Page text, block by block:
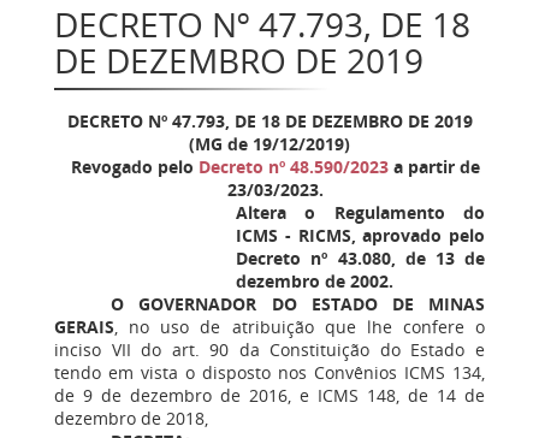
DECRETO Nº 47.793, DE 18
DE DEZEMBRO DE 2019
DECRETO Nº 47.793, DE 18 DE DEZEMBRO DE 2019
(MG de 19/12/2019)
Revogado pelo Decreto nº 48.590/2023a partir de
23/03/2023.
Altera o Regulamento do
ICMS - RICMS, aprovado pelo
Decreto nº 43.080, de 13 de
dezembro de 2002.
O GOVERNADOR DO ESTADO DE MINAS
GERAIS, no uso de atribuição que lhe confere o
inciso VII do art. 90 da Constituição do Estado e
tendo em vista o disposto nos Convênios ICMS 134,
de 9 de dezembro de 2016, e ICMS 148, de 14 de
dezembro de 2018,